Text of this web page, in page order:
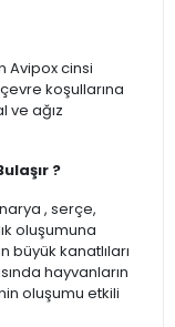
Avipox cinsi
koşullarına
ve ağız
?
, serçe,
oluşumuna
büyük kanatlıları
hayvanların
oluşumu etkili